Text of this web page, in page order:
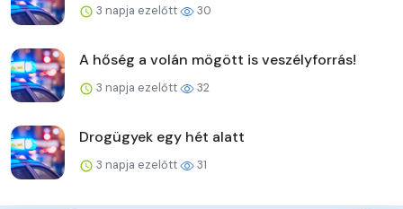
3 napja ezelőtt 30
A hőség a volán mögött is veszélyforrás!
3 napja ezelőtt 32
Drogügyek egy hét alatt
3 napja ezelőtt 31